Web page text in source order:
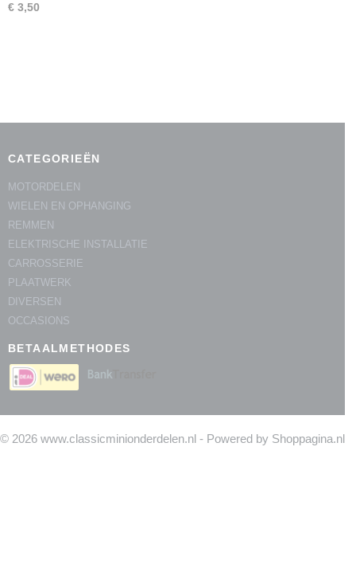
€ 3,50
CATEGORIEËN
MOTORDELEN
WIELEN EN OPHANGING
REMMEN
ELEKTRISCHE INSTALLATIE
CARROSSERIE
PLAATWERK
DIVERSEN
OCCASIONS
BETAALMETHODES
© 2026 www.classicminionderdelen.nl - Powered by Shoppagina.nl